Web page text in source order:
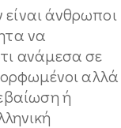
άνθρωποι
να
ανάμεσα σε
αλλά
ή